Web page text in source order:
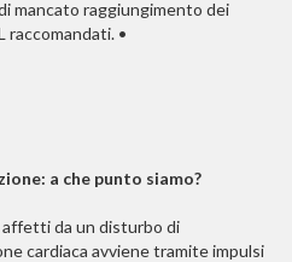
mancato raggiungimento dei
raccomandati. •
a che punto siamo?
affetti da un disturbo di
cardiaca avviene tramite impulsi